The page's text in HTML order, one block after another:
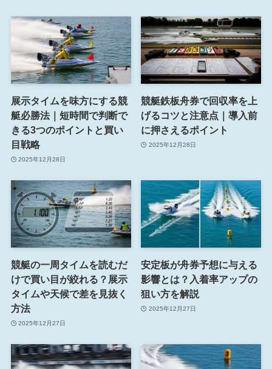
展示タイムを味方にする競
艇必勝法｜短時間で判断で
きる3つのポイントと買い
目戦略
2025年12月28日
競艇鉄板舟券で回収率を上
げるコツと注意点｜導入前
に押さえるポイント
2025年12月28日
競艇の一周タイムを読むだ
けで買い目が絞れる？展示
タイムや天候で差を見抜く
方法
2025年12月27日
安定板が舟券予想に与える
影響とは？入着率アップの
狙い方を解説
2025年12月27日